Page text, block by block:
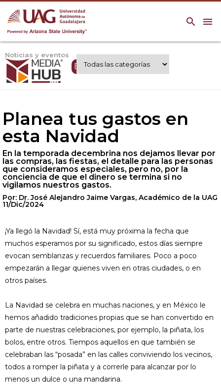
menu
search
Noticias y eventos
Expertos UAG
Planea tus gastos en
esta Navidad
En la temporada decembrina nos dejamos llevar por
las compras, las fiestas, el detalle para las personas
que consideramos especiales, pero no, por la
conciencia de que el dinero se termina si no
vigilamos nuestros gastos.
Por: Dr. José Alejandro Jaime Vargas, Académico de la UAG
11/Dic/2024
¡Ya llegó la Navidad! Sí, está muy próxima la fecha que
muchos esperamos por su significado, estos días siempre
evocan semblanzas y recuerdos familiares. Poco a poco
empezarán a llegar quienes viven en otras ciudades, o en
otros países.
La Navidad se celebra en muchas naciones, y en México le
hemos añadido tradiciones propias que se han convertido en
parte de nuestras celebraciones, por ejemplo, la piñata, los
bolos, entre otros. Tiempos aquellos en que también se
celebraban las “posada” en las calles conviviendo los vecinos,
todos a romper la piñata y a correrle para alcanzar por lo
menos un dulce o una mandarina.